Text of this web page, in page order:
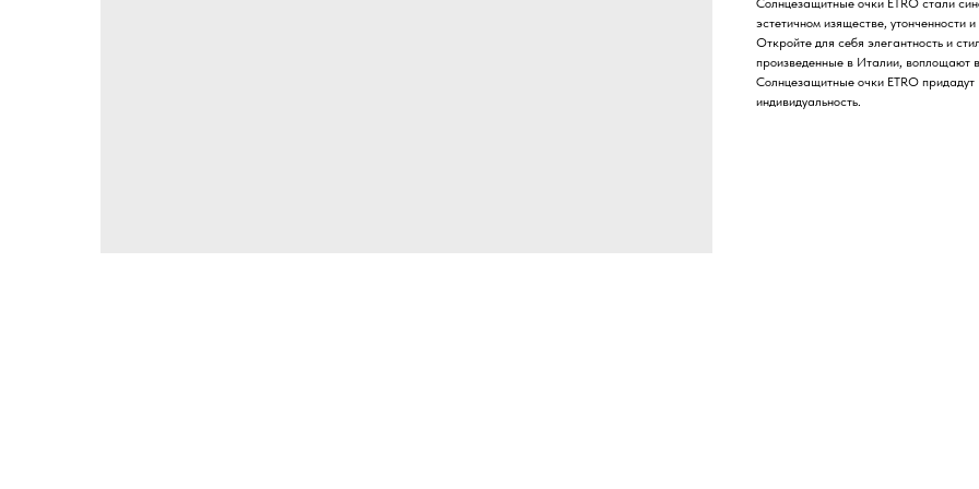
Солнцезащитные очки ETRO стали
эстетичном изяществе, утонченности
Откройте для себя элегантность и
произведенные в Италии, воплощают
Солнцезащитные очки ETRO придадут
индивидуальность.